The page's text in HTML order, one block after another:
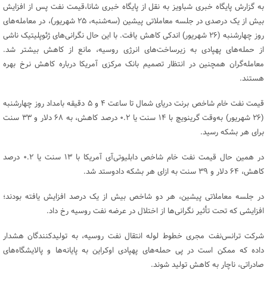
به گزارش پایگاه خبری شباویز به نقل از پایگاه خبری شانا،قیمت نفت پس از افزایش
بیش از یک درصدی در جلسه معاملاتی پیشین (سه‌شنبه، ۲۵ شهریور)، در معامله‌های
روز چهارشنبه (۲۶ شهریور) اندکی کاهش یافت. با این حال نگرانی‌های ژئوپلیتیک ناشی
از حمله‌های پهپادی به زیرساخت‌های انرژی روسیه، مانع از کاهش بیشتر شد.
معامله‌گران همچنین در انتظار تصمیم بانک مرکزی آمریکا درباره کاهش نرخ بهره
هستند.
قیمت نفت خام شاخص برنت دریای شمال تا ساعت ۴ و ۵ دقیقه بامداد روز چهارشنبه
(۲۶ شهریور) به‌وقت گرینویچ با ۱۴ سنت یا ۰.۲ درصد کاهش، به ۶۸ دلار و ۳۳ سنت
برای هر بشکه رسید.
در همین حال قیمت نفت خام شاخص دابلیوتی‌آی آمریکا با ۱۳ سنت یا ۰.۲ درصد
کاهش، ۶۴ دلار و ۳۹ سنت به ازای هر بشکه دادوستد شد.
در جلسه معاملاتی پیشین، هر دو شاخص بیش از یک درصد افزایش یافته بودند؛
افزایشی که تحت تأثیر نگرانی‌ها از اختلال در عرضه نفت روسیه رخ داد.
شرکت ترانس‌نفت مجری خطوط لوله انتقال نفت روسیه، به تولیدکنندگان هشدار
داده که ممکن است در پی حمله‌های پهپادی اوکراین به پایانه‌ها و پالایشگاه‌های
صادراتی، ناچار به کاهش تولید شوند.